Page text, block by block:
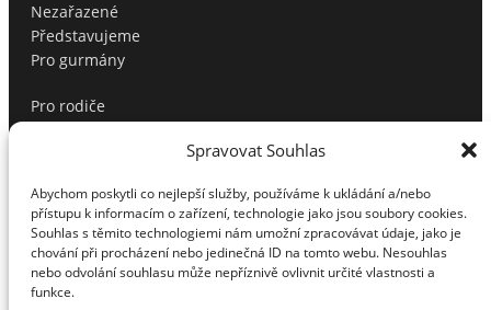
Spravovat Souhlas
Abychom poskytli co nejlepší služby, používáme k ukládání a/nebo
přístupu k informacím o zařízení, technologie jako jsou soubory cookies.
Souhlas s těmito technologiemi nám umožní zpracovávat údaje, jako je
chování při procházení nebo jedinečná ID na tomto webu. Nesouhlas
nebo odvolání souhlasu může nepříznivě ovlivnit určité vlastnosti a
funkce.
Nezařazené
Představujeme
Pro gurmány
Pro rodiče
Sport
Testujeme pro vás
Tipy na dárky
Tipy na dárky pro muže
Top